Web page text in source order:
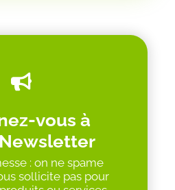
vous à
: on ne spame
sollicite pas pour